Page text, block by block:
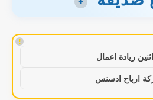
!
ريادة اعمال
ارباح ادسنس